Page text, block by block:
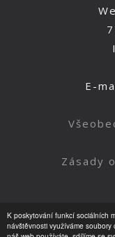
K poskytování funkcí sociálních
návštěvnosti využíváme
E-
Zásady